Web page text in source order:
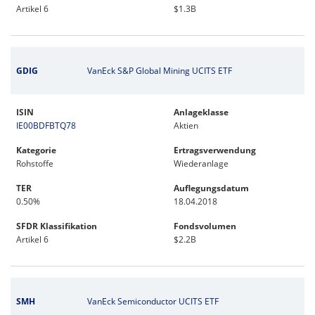
Artikel 6
$1.3B
GDIG VanEck S&P Global Mining UCITS ETF
ISIN
IE00BDFBTQ78
Anlageklasse
Aktien
Kategorie
Rohstoffe
Ertragsverwendung
Wiederanlage
TER
0.50%
Auflegungsdatum
18.04.2018
SFDR Klassifikation
Artikel 6
Fondsvolumen
$2.2B
SMH VanEck Semiconductor UCITS ETF